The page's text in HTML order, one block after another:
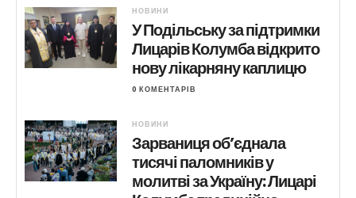
НОВИНИ
У Подільську за підтримки
Лицарів Колумба відкрито
нову лікарняну каплицю
0 КОМЕНТАРІВ
НОВИНИ
Зарваниця об’єднала
тисячі паломників у
молитві за Україну: Лицарі